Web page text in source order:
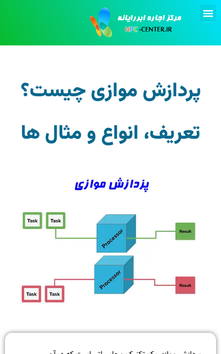
پردازش موازی چیست؟
تعریف، انواع و مثال ها